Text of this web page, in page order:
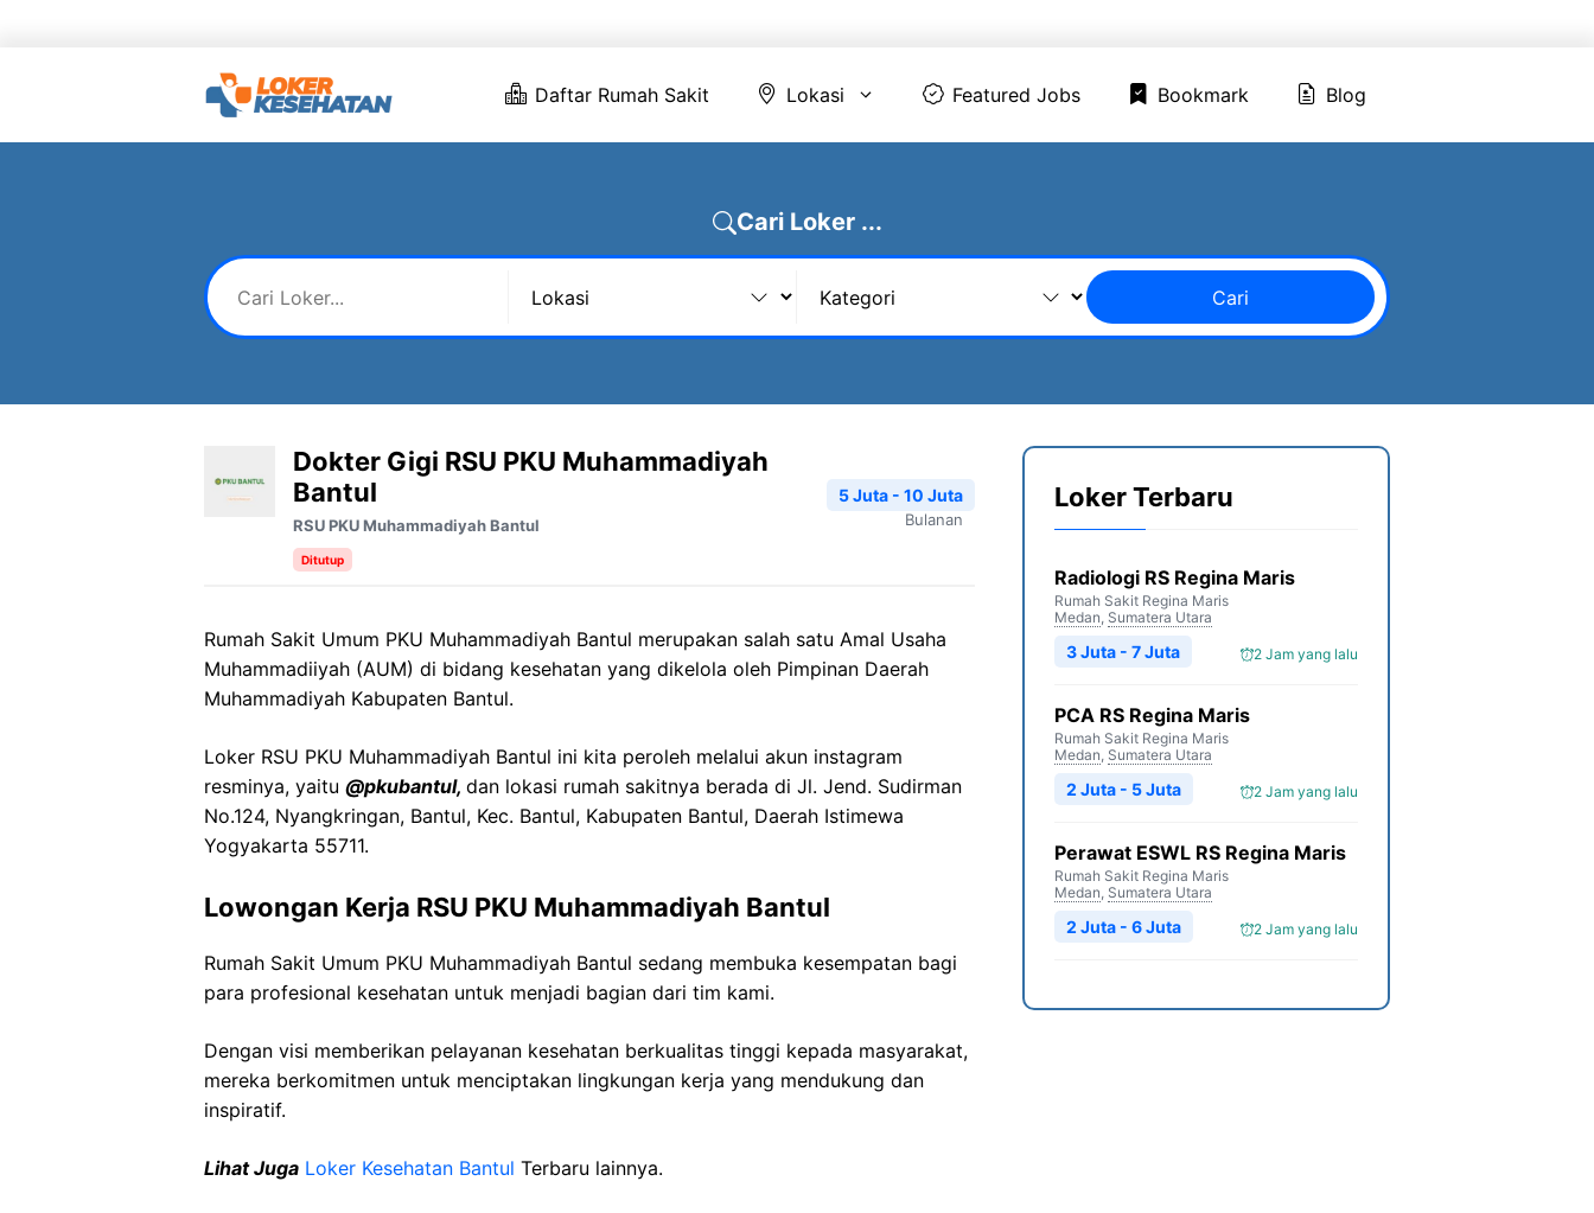
Daftar Rumah Sakit Lokasi Featured Jobs Bookmark Blog
Cari Loker ...
Cari
Dokter Gigi RSU PKU Muhammadiyah
Bantul
RSU PKU Muhammadiyah Bantul
Ditutup
5 Juta - 10 Juta
Bulanan
Rumah Sakit Umum PKU Muhammadiyah Bantul merupakan salah satu Amal Usaha
Muhammadiiyah (AUM) di bidang kesehatan yang dikelola oleh Pimpinan Daerah
Muhammadiyah Kabupaten Bantul.
Loker RSU PKU Muhammadiyah Bantul ini kita peroleh melalui akun instagram
resminya, yaitu @pkubantul, dan lokasi rumah sakitnya berada di Jl. Jend. Sudirman
No.124, Nyangkringan, Bantul, Kec. Bantul, Kabupaten Bantul, Daerah Istimewa
Yogyakarta 55711.
Lowongan Kerja RSU PKU Muhammadiyah Bantul
Rumah Sakit Umum PKU Muhammadiyah Bantul sedang membuka kesempatan bagi
para profesional kesehatan untuk menjadi bagian dari tim kami.
Dengan visi memberikan pelayanan kesehatan berkualitas tinggi kepada masyarakat,
mereka berkomitmen untuk menciptakan lingkungan kerja yang mendukung dan
inspiratif.
Lihat Juga Loker Kesehatan Bantul Terbaru lainnya.
Loker Terbaru
Radiologi RS Regina Maris
Rumah Sakit Regina Maris
Medan, Sumatera Utara
2 Jam yang lalu
3 Juta - 7 Juta
PCA RS Regina Maris
Rumah Sakit Regina Maris
Medan, Sumatera Utara
2 Jam yang lalu
2 Juta - 5 Juta
Perawat ESWL RS Regina Maris
Rumah Sakit Regina Maris
Medan, Sumatera Utara
2 Jam yang lalu
2 Juta - 6 Juta